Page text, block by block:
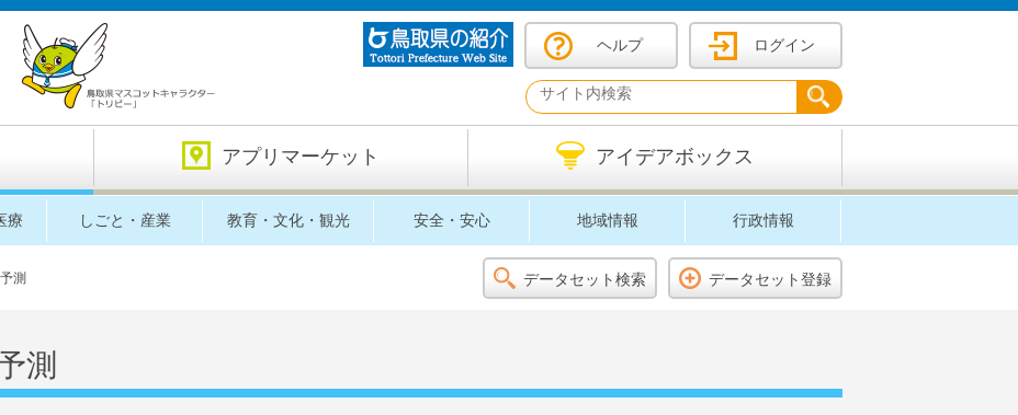
ヘルプ ログイン
アプリマーケット アイデアボックス
療 しごと・産業 教育・文化・観光 安全・安心 地域情報 行政情報
測 データセット検索 データセット登録
測